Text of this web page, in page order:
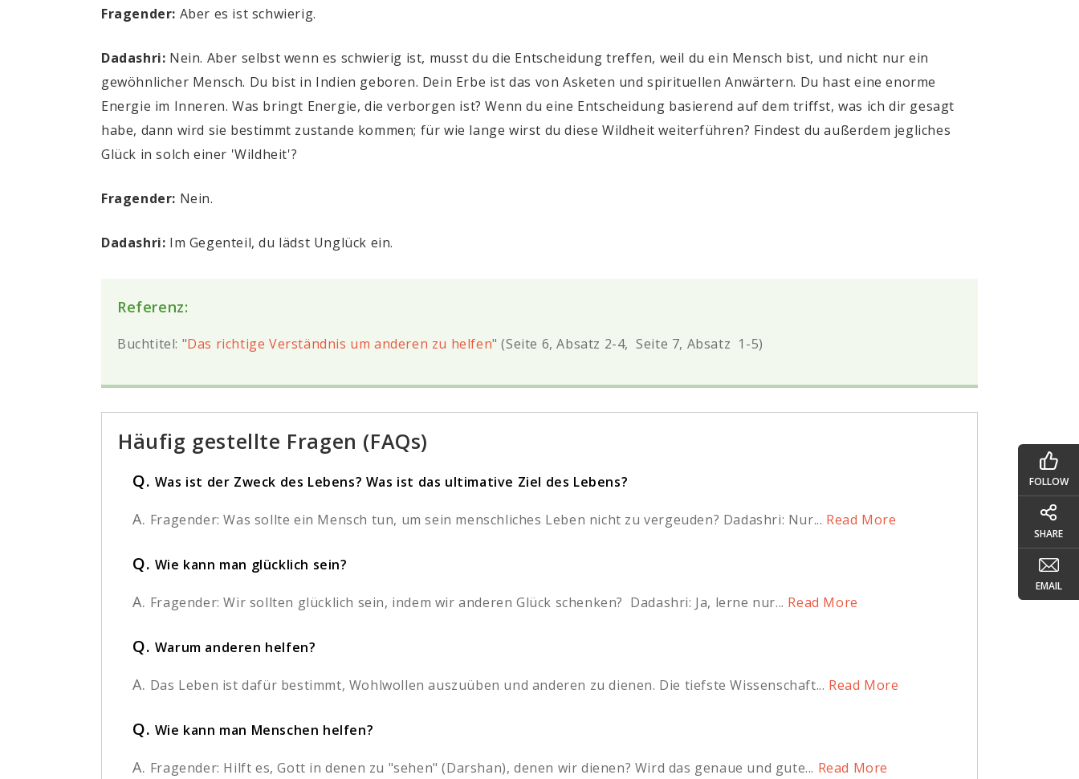
Fragender: Aber es ist schwierig.
Dadashri: Nein. Aber selbst wenn es schwierig ist, musst du die Entscheidung treffen, weil du ein Mensch bist, und nicht nur ein
gewöhnlicher Mensch. Du bist in Indien geboren. Dein Erbe ist das von Asketen und spirituellen Anwärtern. Du hast eine enorme
Energie im Inneren. Was bringt Energie, die verborgen ist? Wenn du eine Entscheidung basierend auf dem triffst, was ich dir gesagt
habe, dann wird sie bestimmt zustande kommen; für wie lange wirst du diese Wildheit weiterführen? Findest du außerdem jegliches
Glück in solch einer 'Wildheit'?
Fragender: Nein.
Dadashri: Im Gegenteil, du lädst Unglück ein.
Referenz:
Buchtitel: "Das richtige Verständnis um anderen zu helfen" (Seite 6, Absatz 2-4, Seite 7, Absatz 1-5)
Häufig gestellte Fragen (FAQs)
Q. Was ist der Zweck des Lebens? Was ist das ultimative Ziel des Lebens?
A. Fragender: Was sollte ein Mensch tun, um sein menschliches Leben nicht zu vergeuden? Dadashri: Nur... Read More
Q. Wie kann man glücklich sein?
A. Fragender: Wir sollten glücklich sein, indem wir anderen Glück schenken? Dadashri: Ja, lerne nur... Read More
Q. Warum anderen helfen?
A. Das Leben ist dafür bestimmt, Wohlwollen auszuüben und anderen zu dienen. Die tiefste Wissenschaft... Read More
Q. Wie kann man Menschen helfen?
A. Fragender: Hilft es, Gott in denen zu "sehen" (Darshan), denen wir dienen? Wird das genaue und gute... Read More
FOLLOW
SHARE
EMAIL